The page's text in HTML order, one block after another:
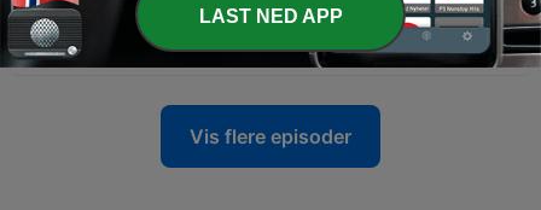
22 -
16 jan. 2026
Vis flere episoder
LAST NED APP